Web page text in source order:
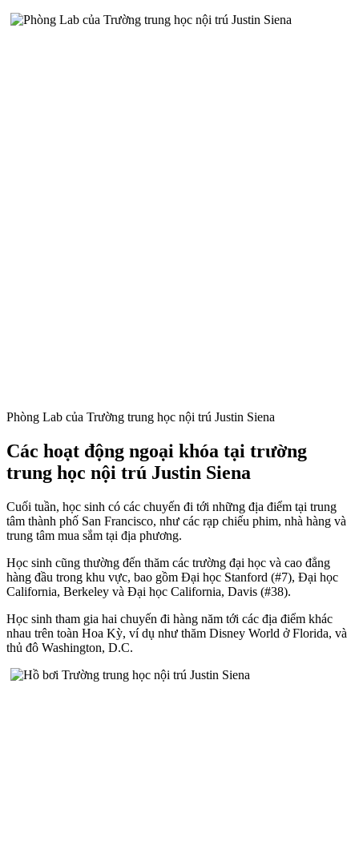
Phòng Lab của Trường trung học nội trú Justin Siena
Các hoạt động ngoại khóa tại trường
trung học nội trú Justin Siena
Cuối tuần, học sinh có các chuyến đi tới những địa điểm tại trung
tâm thành phố San Francisco, như các rạp chiếu phim, nhà hàng và
trung tâm mua sắm tại địa phương.
Học sinh cũng thường đến thăm các trường đại học và cao đẳng
hàng đầu trong khu vực, bao gồm Đại học Stanford (#7), Đại học
California, Berkeley và Đại học California, Davis (#38).
Học sinh tham gia hai chuyến đi hàng năm tới các địa điểm khác
nhau trên toàn Hoa Kỳ, ví dụ như thăm Disney World ở Florida, và
thủ đô Washington, D.C.